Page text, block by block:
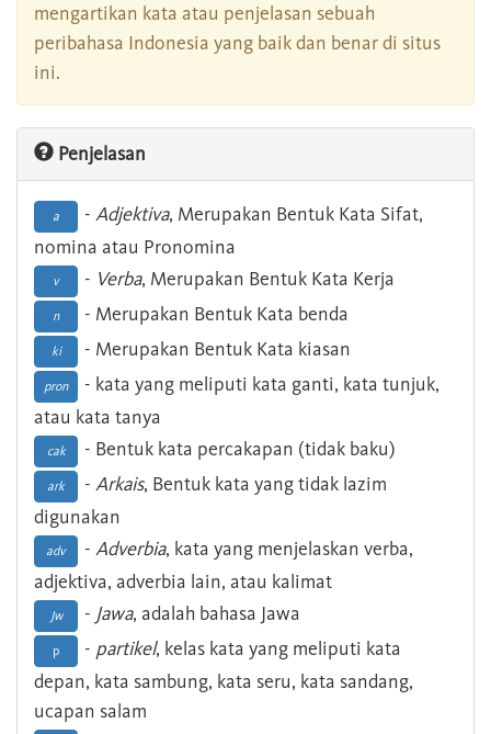
mengartikan kata atau penjelasan sebuah
peribahasa Indonesia yang baik dan benar di situs
ini.
Penjelasan
a - Adjektiva, Merupakan Bentuk Kata Sifat,
nomina atau Pronomina
v - Verba, Merupakan Bentuk Kata Kerja
n - Merupakan Bentuk Kata benda
ki - Merupakan Bentuk Kata kiasan
pron
- kata yang meliputi kata ganti, kata tunjuk,
atau kata tanya
cak - Bentuk kata percakapan (tidak baku)
ark - Arkais, Bentuk kata yang tidak lazim
digunakan
adv - Adverbia, kata yang menjelaskan verba,
adjektiva, adverbia lain, atau kalimat
Jw - Jawa, adalah bahasa Jawa
p - partikel, kelas kata yang meliputi kata
depan, kata sambung, kata seru, kata sandang,
ucapan salam